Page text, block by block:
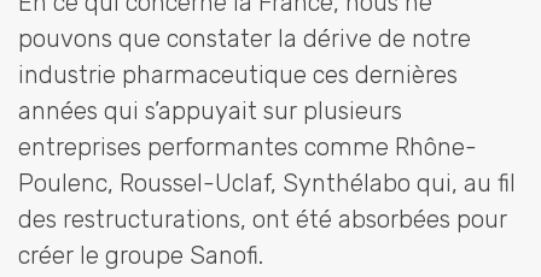
pouvons que constater la dérive de notre
industrie pharmaceutique ces dernières
années qui s’appuyait sur plusieurs
entreprises performantes comme Rhône-
Poulenc, Roussel-Uclaf, Synthélabo qui, au fil
des restructurations, ont été absorbées pour
créer le groupe Sanofi.